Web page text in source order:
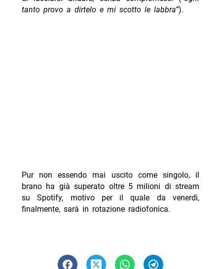
tanto provo a dirtelo e mi scotto le labbra”).
Pur non essendo mai uscito come singolo, il
brano ha già superato oltre 5 milioni di stream
su Spotify, motivo per il quale da venerdì,
finalmente, sarà in rotazione radiofonica.